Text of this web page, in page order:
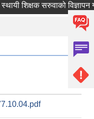
शिक्षक सरुवाको विज्ञापन